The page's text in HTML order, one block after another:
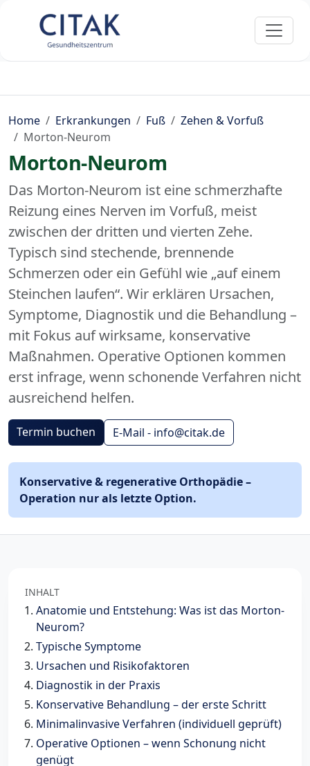
Home Erkrankungen Fuß
Zehen & Vorfuß
Morton-Neurom
Morton-Neurom
Das Morton-Neurom ist eine schmerzhafte
Reizung eines Nerven im Vorfuß, meist
zwischen der dritten und vierten Zehe.
Typisch sind stechende, brennende
Schmerzen oder ein Gefühl wie „auf einem
Steinchen laufen“. Wir erklären Ursachen,
Symptome, Diagnostik und die Behandlung –
mit Fokus auf wirksame, konservative
Maßnahmen. Operative Optionen kommen
erst infrage, wenn schonende Verfahren nicht
ausreichend helfen.
Termin buchen E-Mail - info@citak.de
Konservative & regenerative Orthopädie –
Operation nur als letzte Option.
INHALT
Anatomie und Entstehung: Was ist das Morton-
Neurom?
Typische Symptome
Ursachen und Risikofaktoren
Diagnostik in der Praxis
Konservative Behandlung – der erste Schritt
Minimalinvasive Verfahren (individuell geprüft)
Operative Optionen – wenn Schonung nicht
genügt